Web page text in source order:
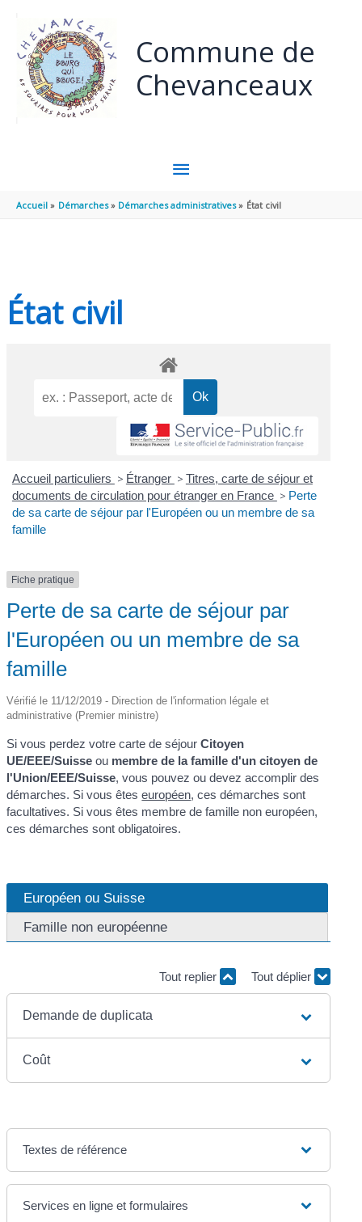
Commune de
Chevanceaux
MENU
PRINCIPAL
Accueil Démarches Démarches administratives État civil
État civil
Accueil particuliers > Étranger > Titres, carte de séjour et
documents de circulation pour étranger en France > Perte
de sa carte de séjour par l'Européen ou un membre de sa
famille
Fiche pratique
Perte de sa carte de séjour par
l'Européen ou un membre de sa
famille
Vérifié le 11/12/2019 - Direction de l'information légale et
administrative (Premier ministre)
Si vous perdez votre carte de séjourCitoyen
UE/EEE/Suisse ou membre de la famille d'un citoyen de
l'Union/EEE/Suisse, vous pouvez ou devez accomplir des
démarches. Si vous êteseuropéen, ces démarches sont
facultatives. Si vous êtes membre de famille non européen,
ces démarches sont obligatoires.
Européen ou Suisse
Famille non européenne
Tout replier Tout déplier
Demande de duplicata
Coût
Textes de référence
Services en ligne et formulaires